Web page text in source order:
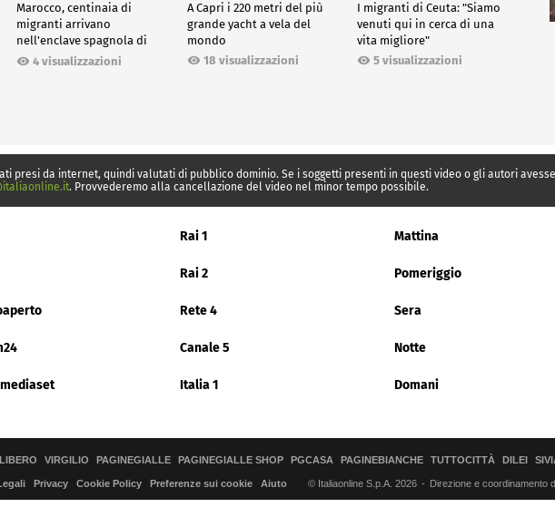
Marocco, centinaia di
migranti arrivano
nell'enclave spagnola di
Ceuta4 visualizzazioni
A Capri i 220 metri del più
grande yacht a vela del
mondo
18 visualizzazioni
I migranti di Ceuta: "Siamo
venuti qui in cerca di una
vita migliore"
5 visualizzazioni
presi da internet, quindi valutati di pubblico dominio. Se i soggetti presenti in questi video o gli autori
. Provvederemo alla cancellazione del video nel minor tempo possibile.
Rai 1 Mattina
Rai 2 Pomeriggio
Rete 4 Sera
Canale 5 Notte
Italia 1 Domani
LIBERO VIRGILIO PAGINEGIALLE PAGINEGIALLE SHOP PGCASA PAGINEBIANCHE TUTTOCITTÀ DILEI
Privacy Cookie Policy Preferenze sui cookie Aiuto © Italiaonline S.p.A. 2026 Direzione e coordinamento